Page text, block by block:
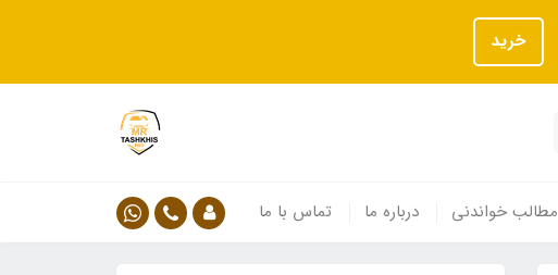
خرید
مطالب خواندنی درباره ما تماس با ما